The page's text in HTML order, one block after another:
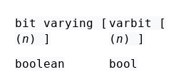
bit varying [
(n ) ]
varbit [
(n ) ]
boolean bool